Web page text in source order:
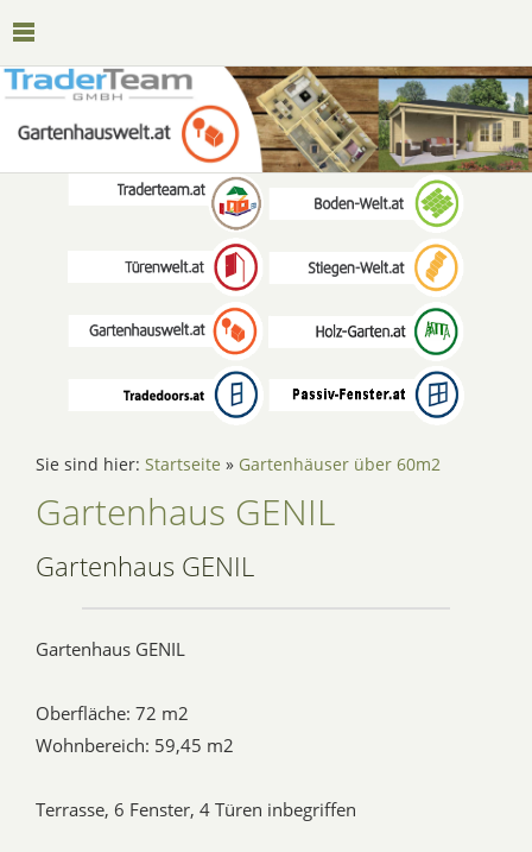
Sie sind hier: Startseite » Gartenhäuser über 60m2
Gartenhaus GENIL
Gartenhaus GENIL
Gartenhaus GENIL
Oberfläche: 72 m2
Wohnbereich: 59,45 m2
Terrasse, 6 Fenster, 4 Türen inbegriffen